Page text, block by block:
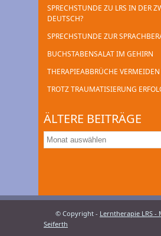
SPRECHSTUNDE ZU LRS IN DER
DEUTSCH?
SPRECHSTUNDE ZUR
BUCHSTABENSALAT IM GEHIRN
THERAPIEABBRÜCHE VERMEIDEN
TROTZ TRAUMATISIERUNG
ÄLTERE BEITRÄGE
ÄLTERE
BEITRÄGE
© Copyright - Lerntherapie LRS -
Seiferth